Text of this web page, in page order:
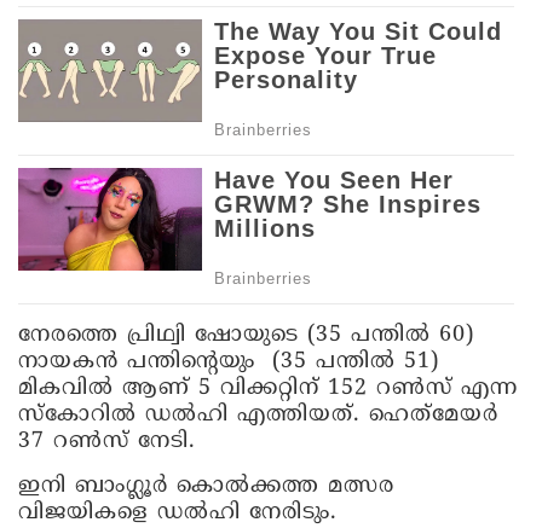
നേരത്തെ പ്രിഥ്വി ഷോയുടെ (35 പന്തിൽ 60)
നായകൻ പന്തിന്റെയും (35 പന്തിൽ 51)
മികവിൽ ആണ് 5 വിക്കറ്റിന് 152 റൺസ് എന്ന
സ്കോറിൽ ഡൽഹി എത്തിയത്. ഹെത്‌മേയർ
37 റൺസ് നേടി.
ഇനി ബാംഗ്ലൂർ കൊൽക്കത്ത മത്സര
വിജയികളെ ഡൽഹി നേരിടും.